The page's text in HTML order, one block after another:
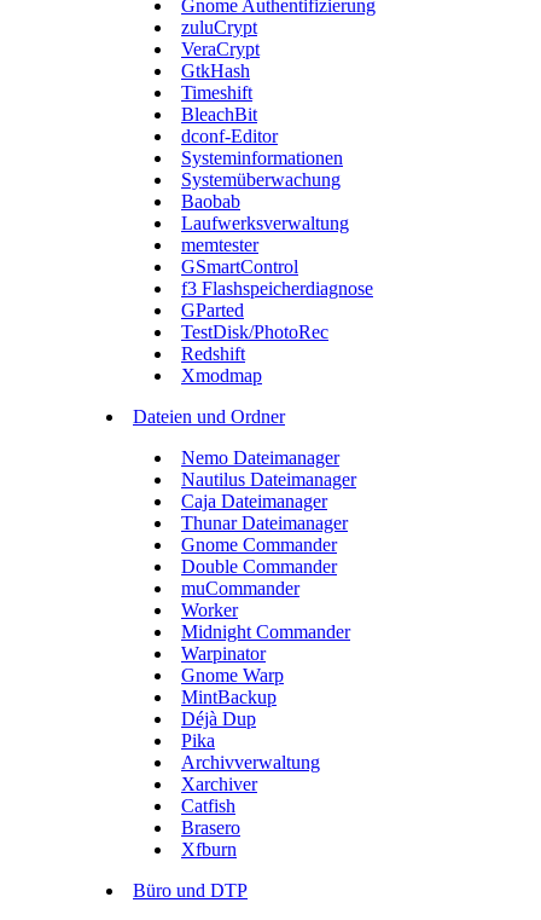
Gnome Authentifizierung
zuluCrypt
VeraCrypt
GtkHash
Timeshift
BleachBit
dconf-Editor
Systeminformationen
Systemüberwachung
Baobab
Laufwerksverwaltung
memtester
GSmartControl
f3 Flashspeicherdiagnose
GParted
TestDisk/PhotoRec
Redshift
Xmodmap
Dateien und Ordner
Nemo Dateimanager
Nautilus Dateimanager
Caja Dateimanager
Thunar Dateimanager
Gnome Commander
Double Commander
muCommander
Worker
Midnight Commander
Warpinator
Gnome Warp
MintBackup
Déjà Dup
Pika
Archivverwaltung
Xarchiver
Catfish
Brasero
Xfburn
Büro und DTP